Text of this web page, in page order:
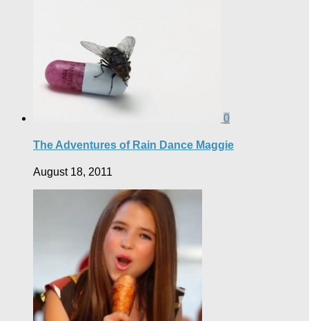
0
The Adventures of Rain Dance Maggie
August 18, 2011